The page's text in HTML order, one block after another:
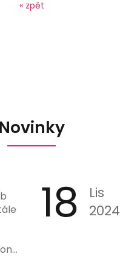
« zpět
Novinky
18
Lis
2024